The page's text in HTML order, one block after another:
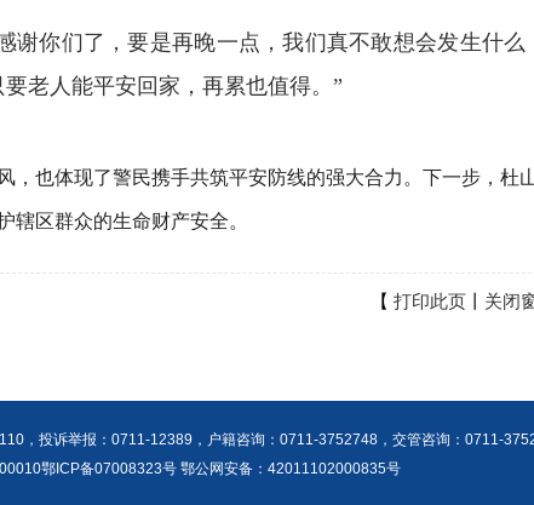
你们了，要是再晚一点，我们真不敢想会发生什么
老人能平安回家，再累也值得。”
也体现了警民携手共筑平安防线的强大合力。下一步，杜
辖区群众的生命财产安全。
【 打印此页 关闭
，投诉举报：0711-12389，户籍咨询：0711-3752748，交管咨询：0711-
鄂ICP备07008323号 鄂公网安备：42011102000835号